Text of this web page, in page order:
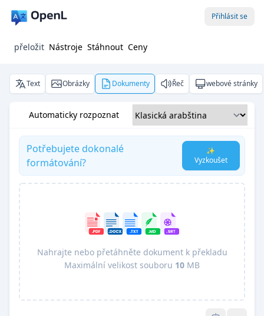
Přihlásit se
přeložit Nástroje Stáhnout Ceny
Text Obrázky Dokumenty Řeč webové stránky
Automaticky rozpoznat
Potřebujete dokonalé
formátování?
✨
Vyzkoušet
Nahrajte nebo přetáhněte dokument k překladu
Maximální velikost souboru 10 MB